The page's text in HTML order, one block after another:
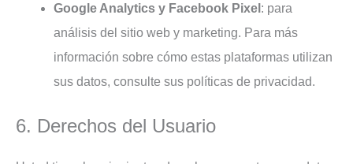
Google Analytics y Facebook Pixel : para
análisis del sitio web y marketing. Para más
información sobre cómo estas plataformas utilizan
sus datos, consulte sus políticas de privacidad.
6. Derechos del Usuario